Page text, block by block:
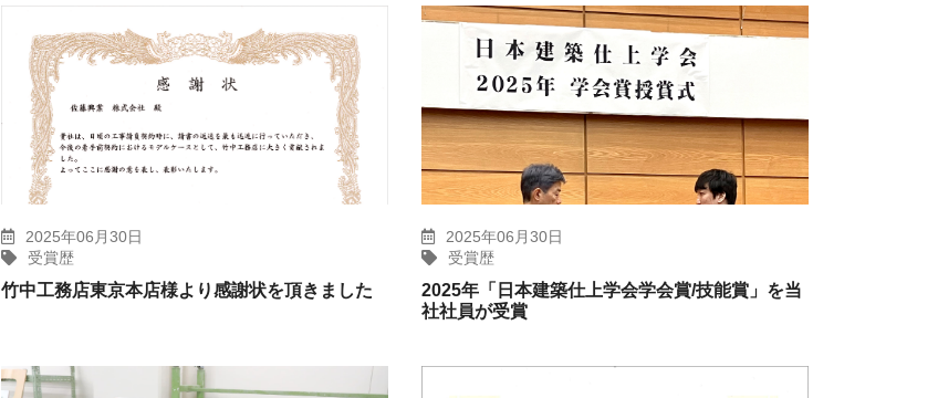
2025年06月30日
受賞歴
竹中工務店東京本店様より感謝状を頂きました
2025年06月30日
受賞歴
2025年「日本建築仕上学会学会賞/技能賞」を当
社社員が受賞